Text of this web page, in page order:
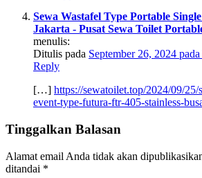
Sewa Wastafel Type Portable
Jakarta - Pusat Sewa Toilet
menulis:
Ditulis pada September 26, 2024
Reply
[…] https://sewatoilet.top/2024/09/25/
event-type-futura-ftr-405-stainless-
Tinggalkan Balasan
Alamat email Anda tidak akan
ditandai *